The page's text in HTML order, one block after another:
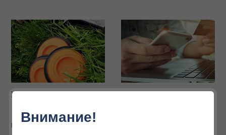
Услуги наших партнёров Интернет-магазин
Внимание!